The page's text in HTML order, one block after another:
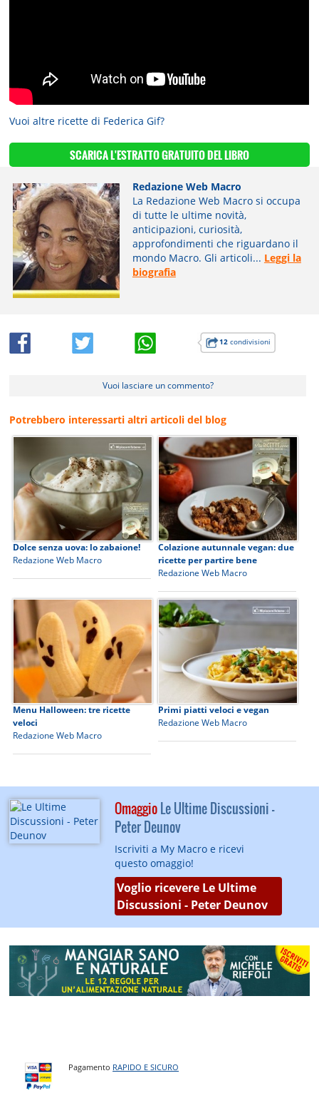
Vuoi altre ricette di Federica Gif?
SCARICA L'ESTRATTO GRATUITODEL LIBRO
Redazione Web Macro
La Redazione Web Macro si occupa
di tutte le ultime novità,
anticipazioni, curiosità,
approfondimenti che riguardano il
mondo Macro. Gli articoli... Leggi la
biografia
12condivisioni
Vuoi lasciare un commento?
Potrebbero interessarti altri articoli del blog
Dolce senza uova: lo zabaione!
Redazione Web Macro
Colazione autunnale vegan: due
ricette per partire bene
Redazione Web Macro
Menu Halloween: tre ricette
veloci
Redazione Web Macro
Primi piatti veloci e vegan
Redazione Web Macro
OmaggioLe Ultime Discussioni -
Peter Deunov
Iscriviti a My Macro e ricevi
questo omaggio!
Voglio ricevere Le Ultime
Discussioni - Peter Deunov
Pagamento RAPIDO E SICURO